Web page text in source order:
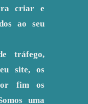
criar e
ao seu
tráfego,
site, os
fim os
uma